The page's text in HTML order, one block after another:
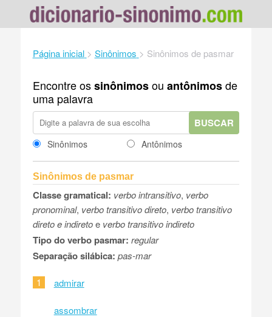
Página inicial > Sinônimos > Sinônimos de pasmar
Encontre ossinônimosou antônimosde
uma palavra
BUSCAR
Sinônimos Antônimos
Sinônimos de pasmar
Classe gramatical: verbo intransitivo, verbo
pronominal, verbo transitivo direto, verbo transitivo
direto e indiretoe verbo transitivo indireto
Tipo do verbo pasmar: regular
Separação silábica: pas-mar
1 admirar
assombrar